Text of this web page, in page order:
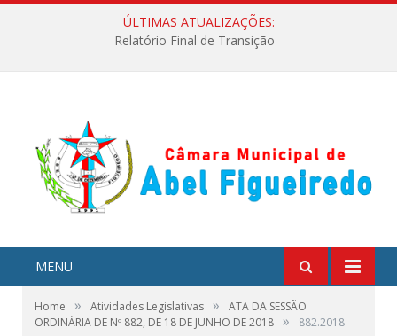
ÚLTIMAS ATUALIZAÇÕES:
Relatório Final de Transição
MENU
Home » Atividades Legislativas »
ATA DA SESSÃO
ORDINÁRIA DE Nº 882, DE 18 DE JUNHO DE 2018 » 882.2018